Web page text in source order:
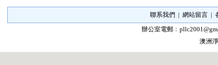
聯系我們 | 網站留言|
辦公室電郵﹕
澳洲